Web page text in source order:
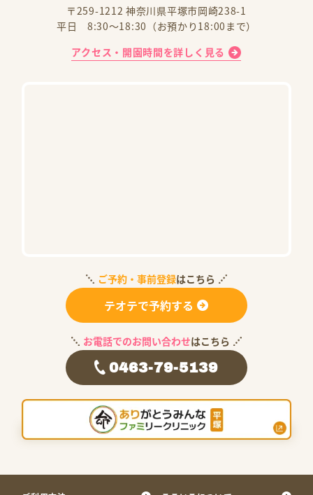
〒259-1212 神奈川県平塚市岡崎238-1
平日 8:30～18:30（お預かり18:00まで）
アクセス・開園時間を詳しく見る
ご予約・事前登録はこちら
テオテで予約する
お電話でのお問い合わせはこちら
0463-79-5139